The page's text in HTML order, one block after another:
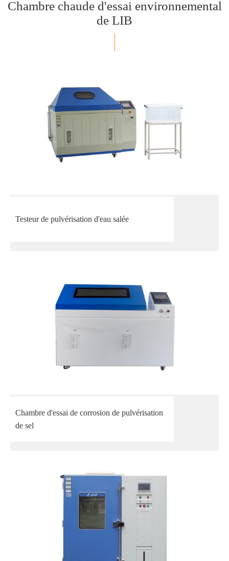
Chambre chaude d'essai environnemental
de LIB
Testeur de pulvérisation d'eau salée
Chambre d'essai de corrosion de pulvérisation
de sel